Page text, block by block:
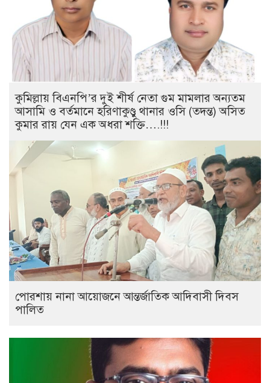
কুমিল্লায় বিএনপি’র দুই শীর্ষ নেতা গুম মামলার অন্যতম
আসামি ও বর্তমানে হরিণাকুণ্ডু থানার ওসি (তদন্ত) অসিত
কুমার রায় যেন এক অধরা শক্তি….!!!
পোরশায় নানা আয়োজনে আন্তর্জাতিক আদিবাসী দিবস
পালিত